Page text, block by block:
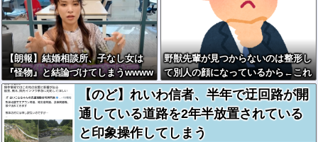
【朗報】結婚相談所、子なし女は
『怪物』と結論づけてしまうwwww
ww
野獣先輩が見つからないのは整形し
て別人の顔になっているから←これ
【のど】れいわ信者、半年で迂回路が開
通している道路を2年半放置されている
と印象操作してしまう